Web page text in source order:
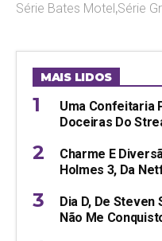
Série Bates Motel,Série
MAIS LIDOS
Uma Confeitaria
Doceiras Do
Charme E
Holmes 3, Da
Dia D, De Steven
Não Me